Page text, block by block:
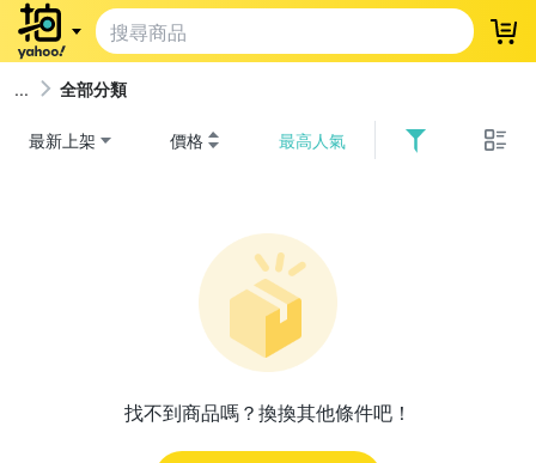
登
全部分類
最新上架 價格 最高人氣
找不到商品嗎？換換其他條件吧！